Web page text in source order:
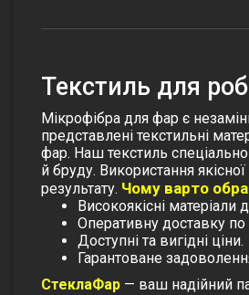
Текстиль для
Мікрофібра для фар є
представлені текстильні
фар. Наш текстиль
й бруду. Використання
результату. Чому варто
Високоякісні матеріали
Оперативну доставку по
Доступні та вигідні ціни.
Гарантоване
СтеклаФар — ваш надійний